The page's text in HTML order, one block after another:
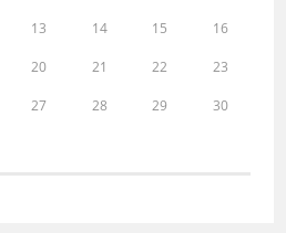
13 14 15 16
20 21 22 23
27 28 29 30